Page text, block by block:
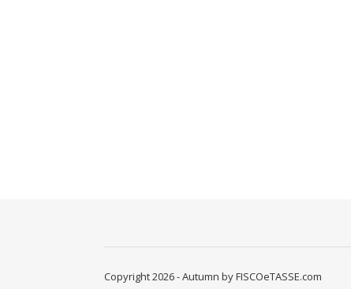
Copyright 2026 - Autumn by FISCOeTASSE.com